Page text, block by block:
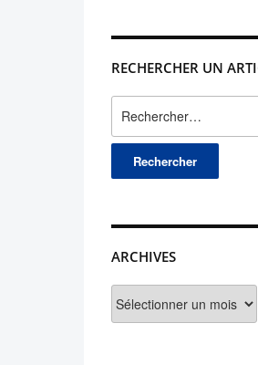
RECHERCHER UN
ARCHIVES